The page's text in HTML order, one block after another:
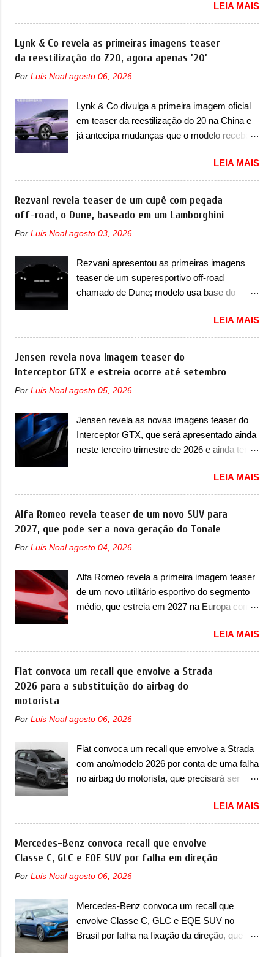
chegada do motor T200, que estreou nos
irmãos Pulse e Fastback. "A Fiat Strada é
mais do que uma picape, é uma verdadeira
revolução no mercado automotivo. Há alguns
anos era improvável pensar que uma picape
que só a Strada fez. Mais do que isso: ela é a
prova viva que time que está ganhando se
mexe sim. Ao longo da sua história, ela...
ao começar pelo Chevrolet Corsa, o mais
destacado deles no ranking que perdurou no
nosso mercado até início de 2012 e com
certeza foi um grandioso lançamento da
Chevrolet que assustou a concorrência.
Nesse ano também era lançada a nova
anos ganhava uma nova geração feita do
zero, apelidada de "Bolinha" por suas formas
arredondadas. Além do Gol, outro
Era o Pointer, versão hatchback do Logus
que chegava depois de um ano de atraso. A
invasão de 1994 foi marcava pelos
franceses, alemães, japoneses e coreanos
que chegaram arrancando corações em
destacaram nas vendas em 1994 foram o
Renault R19 que vinha em 3 versões de
carroceria, sendo duas do hatch e o sedan, a
LEIA MAIS
Lynk & Co revela as primeiras imagens teaser
da reestilização do Z20, agora apenas '20'
Por Luis Noal agosto 06, 2026
Lynk & Co divulga a primeira imagem oficial
em teaser da reestilização do 20 na China e
já antecipa mudanças que o modelo receberá
vai apresentar na China as primeiras
mudanças para o Z20, um misto de hatch
com SUV que é vendido no mercado chinês
desde o lançamento, em 2024. Agora, o
modelo passará por sua primeira mudança
visual e também mudará de nome. Vendido
passará a ser vendido na China apenas
como ‘20’. Junto das mudanças visuais, a
marca confirmou que ele pode ser um dos
novo motor elétrico. Chamado de ’16 em 1’,
também chamado de Thunder, ele apresenta
uma melhoria de eficiência térmica e integra
12 elementos de hardware. Entre eles, motor
elétrico, controlador de motor, redutor,
LBMS, VCU, TMS, controle ativo de pré-
carga e gateway de domínio de energia. Há
mais quatro recursos de software como
LEIA MAIS
Rezvani revela teaser de um cupê com pegada
off-road, o Dune, baseado em um Lamborghini
Por Luis Noal agosto 03, 2026
Rezvani apresentou as primeiras imagens
teaser de um superesportivo off-road
chamado de Dune; modelo usa base do
Rezvani apresentou as primeiras imagens
teaser de um novo superesportivo que vai
oferecer aos seus consumidores. Trata-se do
Dune, um cupê superesportivo que terá uma
esportivos recentemente tiveram, como o
Huracán Sterrato. E o modelo italiano tem
grande parte no desenvolvimento do Dune.
Baseado no Huracán, o Dune nasce com
apresentou com o Sterrato, mas com um
design ainda mais Mad Max – algo
característico da Rezvani. Junto com as
imagens, a marca já confirmou que o Dune
será um carro muito exclusivo. Ao todo,
para todo mundo, ou seja, limitado demais.
Ele será equipado com um motor V10
Supercharger capaz de desenvolver cerca de
LEIA MAIS
Jensen revela nova imagem teaser do
Interceptor GTX e estreia ocorre até setembro
Por Luis Noal agosto 05, 2026
Jensen revela as novas imagens teaser do
Interceptor GTX, que será apresentado ainda
neste terceiro trimestre de 2026 e ainda terá
Jensen International Automotive (abreviação
de JIA) apresentou uma nova imagem teaser
que mostra como será o Interceptor GTX, o
esportivo que recolocará a marca no
mercado. O granturismo (GT) apareceu em
uma nova imagem de traseira, onde ele
ainda confirmou que o esportivo será
apresentado no terceiro trimestre de 2026, ou
seja, acontecerá entre os meses de julho e
a estreia deve aparecer neste mês ou até o
dia 30 de setembro. A marca confirmou que
vai apresentar um "protótipo de pré-produção,
de altíssimo desempenho, exclusivo para
de rua do esportivo. Ao mesmo tempo, a
como um “protótipo aprimorado” que
estabelece as bases para "div...
LEIA MAIS
Alfa Romeo revela teaser de um novo SUV para
2027, que pode ser a nova geração do Tonale
Por Luis Noal agosto 04, 2026
Alfa Romeo revela a primeira imagem teaser
de um novo utilitário esportivo do segmento
médio, que estreia em 2027 na Europa com
revelou a primeira imagem teaser de um
novo utilitário esportivo da marca italiana,
previsto para ser lançado em meados de
2027. O novo modelo não tem nome ou se é
uma nova geração de um modelo existente, o
o novo modelo em questão é um SUV do
confirmado durante a Mesa Redonda
Nacional da Indústria Automotiva, organizada
pelo Ministério dos Negócios e do Made in
Cappellano, Diretor de Operações da
Stellantis Enlarged Europe, que foi o
responsável por antecipar o lançamento. O
novo modelo teve uma imagem que mostra a
traseira do SUV, onde aparece um pouco das
tampa do porta-malas. As lanternas possuem
uma iluminação horizontal. No para-lama
traseiro, se n...
LEIA MAIS
Fiat convoca um recall que envolve a Strada
2026 para a substituição do airbag do
motorista
Por Luis Noal agosto 06, 2026
Fiat convoca um recall que envolve a Strada
com ano/modelo 2026 por conta de uma falha
no airbag do motorista, que precisará ser
24 de outubro de 2025 que envolve os
proprietários da Strada no Brasil. O chamado
envolve unidades com ano/modelo 2026 da
picape compacta e envolve todas as versões
com este ano/modelo. A marca fala que as
unidades afetadas precisam retornar a uma
airbag do motorista, que precisará ser
substituído porque pode ter sido produzido de
forma errada. O serviço já pode ser
LEIA MAIS
Mercedes-Benz convoca recall que envolve
Classe C, GLC e EQE SUV por falha em direção
Por Luis Noal agosto 06, 2026
Mercedes-Benz convoca um recall que
envolve Classe C, GLC e EQE SUV no
Brasil por falha na fixação da direção, que